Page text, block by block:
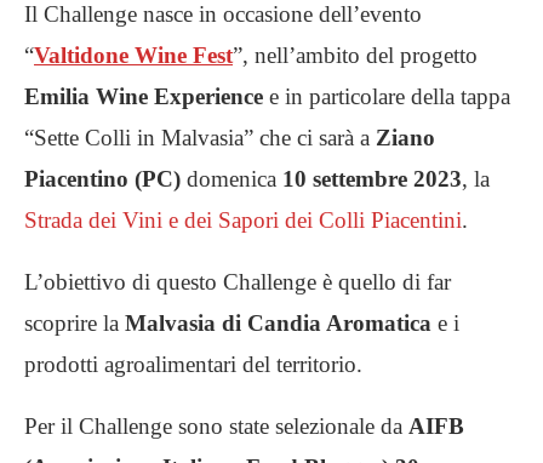
Il Challenge nasce in occasione dell’evento
“Valtidone Wine Fest”, nell’ambito del progetto
Emilia Wine Experience e in particolare della tappa
“Sette Colli in Malvasia” che ci sarà a Ziano
Piacentino (PC) domenica 10 settembre 2023, la
Strada dei Vini e dei Sapori dei Colli Piacentini.
L’obiettivo di questo Challenge è quello di far
scoprire la Malvasia di Candia Aromatica e i
prodotti agroalimentari del territorio.
Per il Challenge sono state selezionale da AIFB